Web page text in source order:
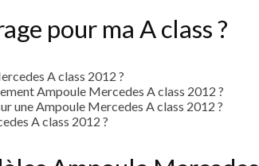
pour ma A class ?
A class 2012 ?
Ampoule Mercedes A class 2012 ?
une Ampoule Mercedes A class 2012 ?
A class 2012 ?